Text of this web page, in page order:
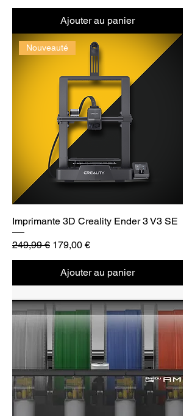
Ajouter au panier
Nouveauté
Imprimante 3D Creality Ender 3 V3 SE
Prix original
249,99 € Prix promotionnel
179,00 €
Ajouter au panier